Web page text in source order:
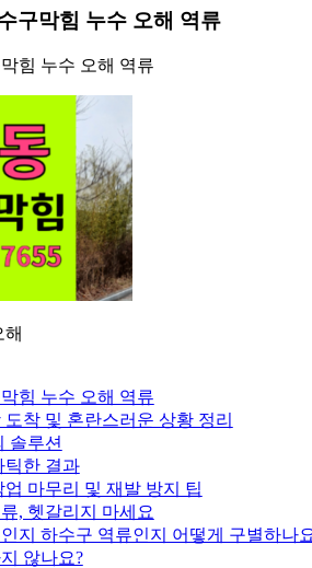
구막힘 누수 오해 역류
힘 누수 오해 역류
힘 누수 오해 역류
착 및 혼란스러운 상황 정리
솔루션
틱한 결과
마무리 및 재발 방지 팁
, 헷갈리지 마세요
지 하수구 역류인지 어떻게 구별하나
않나요?